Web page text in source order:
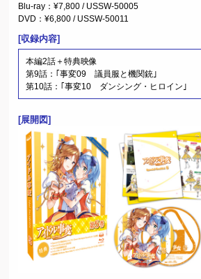
Blu-ray：¥7,800 / USSW-50005
DVD：¥6,800 / USSW-50011
[収録内容]
本編2話＋特典映像
第9話：｢事変09 議員服と機関銃｣
第10話：｢事変10 ダンシング・ヒロイン｣
[展開図]